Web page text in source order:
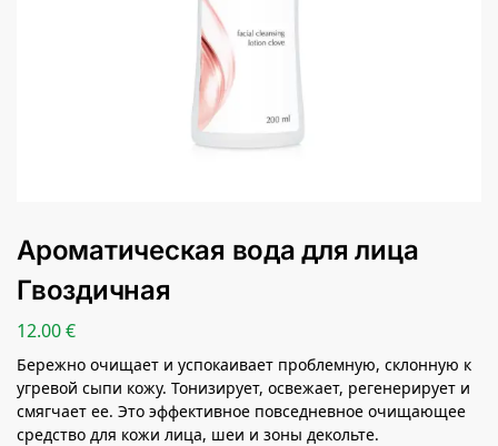
Ароматическая вода для лица
Гвоздичная
12.00€
Бережно очищает и успокаивает проблемную, склонную к
угревой сыпи кожу. Тонизирует, освежает, регенерирует и
смягчает ее. Это эффективное повседневное очищающее
средство для кожи лица, шеи и зоны декольте.